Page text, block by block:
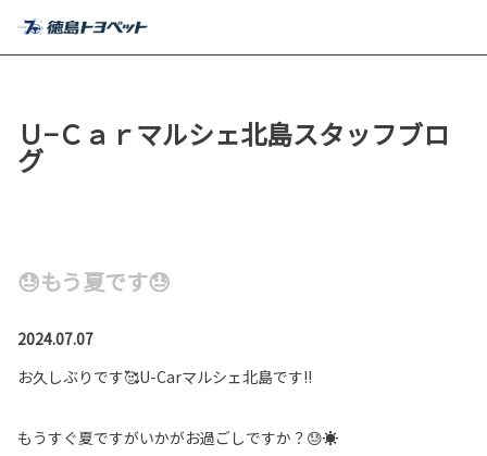
Ｕ−Ｃａｒマルシェ北島スタッフブロ
グ
😓もう夏です😓
2024.07.07
お久しぶりです🥰U-Carマルシェ北島です!!
もうすぐ夏ですがいかがお過ごしですか？😓☀